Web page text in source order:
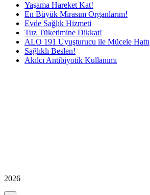
Yaşama Hareket Kat!
En Büyük Mirasım Organlarım!
Evde Sağlık Hizmeti
Tuz Tüketimine Dikkat!
ALO 191 Uyuşturucu ile Mücele Hattı
Sağlıklı Beslen!
Akılcı Antibiyotik Kullanımı
2026